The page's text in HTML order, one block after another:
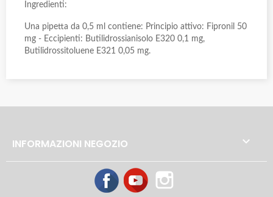
Ingredienti:
Una pipetta da 0,5 ml contiene: Principio attivo: Fipronil 50
mg - Eccipienti: Butilidrossianisolo E320 0,1 mg,
Butilidrossitoluene E321 0,05 mg.
INFORMAZIONI NEGOZIO 
FacebookYouTube